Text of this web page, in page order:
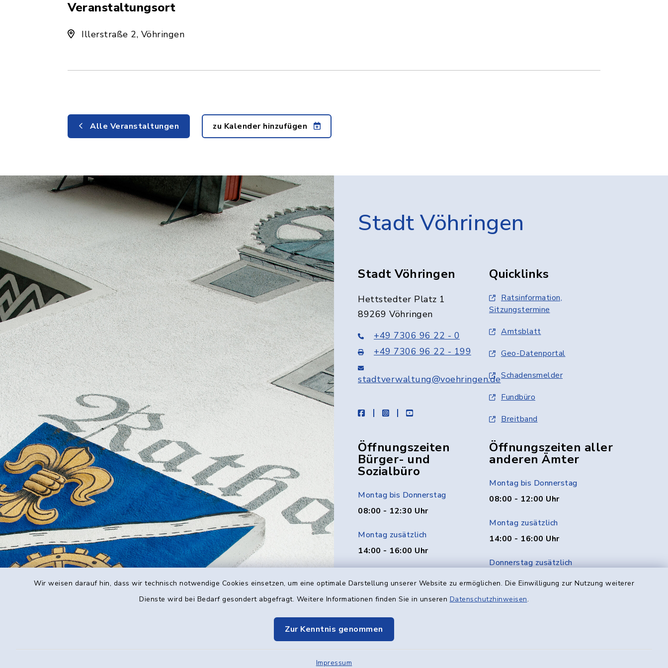
Wir weisen darauf hin, dass wir technisch notwendige Cookies einsetzen, um eine optimale Darstellung unserer Website zu ermöglichen. Die Einwilligung zur Nutzung weiterer
Dienste wird bei Bedarf gesondert abgefragt. Weitere Informationen finden Sie in unseren Datenschutzhinweisen.
Zur Kenntnis genommen
Impressum
Veranstaltungsort
Illerstraße 2, Vöhringen
Alle Veranstaltungen zu Kalender hinzufügen
Stadt Vöhringen
Stadt Vöhringen
Hettstedter Platz 1
89269 Vöhringen
+49 7306 96 22 - 0
+49 7306 96 22 - 199
stadtverwaltung@voehringen.de
facebookinstagramyoutube
Quicklinks
Ratsinformation,
Sitzungstermine
Amtsblatt
Geo-Datenportal
Schadensmelder
Fundbüro
Breitband
Öffnungszeiten
Bürger- und
Sozialbüro
Montag bis Donnerstag
08:00 - 12:30 Uhr
Montag zusätzlich
14:00 - 16:00 Uhr
14:00 - 18:00 Uhr
08:00 - 12:00 Uhr
Öffnungszeiten aller
anderen Ämter
Montag bis Donnerstag
08:00 - 12:00 Uhr
Montag zusätzlich
14:00 - 16:00 Uhr
Donnerstag zusätzlich
14:00 - 18:00 Uhr
Freitag